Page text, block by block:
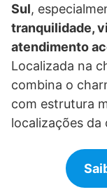
Sul,
tranquilidade,
atendimento
Localizada na
combina o
com estrutura
localizações da